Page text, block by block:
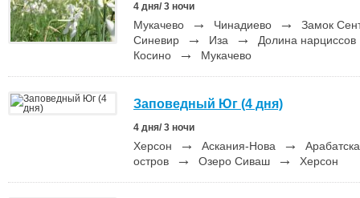
4 дня/ 3 ночи
Мукачево → Чинадиево →
Замок
Синевир
→ Иза → Долина нарциссов
Косино → Мукачево
Заповедный Юг (4 дня)
4 дня/ 3 ночи
Херсон → Аскания-Нова →
остров
→ Озеро Сиваш → Херсон